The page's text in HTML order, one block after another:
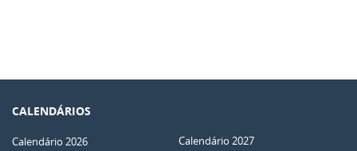
CALENDÁRIOS
Calendário 2026 Calendário 2027